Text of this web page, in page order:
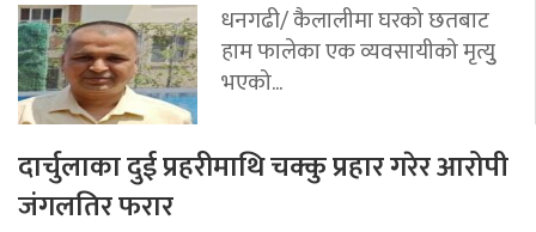
धनगढी/ कैलालीमा घरको छतबाट
हाम फालेका एक व्यवसायीको मृत्युु
भएको...
दार्चुलाका दुई प्रहरीमाथि चक्कु प्रहार गरेर आरोपी
जंगलतिर फरार